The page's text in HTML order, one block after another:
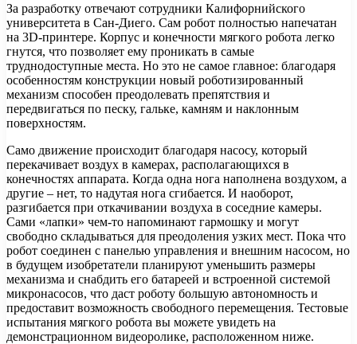
За разработку отвечают сотрудники Калифорнийского
университета в Сан-Диего. Сам робот полностью напечатан
на 3D-принтере. Корпус и конечности мягкого робота легко
гнутся, что позволяет ему проникать в самые
труднодоступные места. Но это не самое главное: благодаря
особенностям конструкции новый роботизированный
механизм способен преодолевать препятствия и
передвигаться по песку, гальке, камням и наклонным
поверхностям.
Само движение происходит благодаря насосу, который
перекачивает воздух в камерах, располагающихся в
конечностях аппарата. Когда одна нога наполнена воздухом, а
другие – нет, то надутая нога сгибается. И наоборот,
разгибается при откачивании воздуха в соседние камеры.
Сами «лапки» чем-то напоминают гармошку и могут
свободно складываться для преодоления узких мест. Пока что
робот соединен с панелью управления и внешним насосом, но
в будущем изобретатели планируют уменьшить размеры
механизма и снабдить его батареей и встроенной системой
микронасосов, что даст роботу большую автономность и
предоставит возможность свободного перемещения. Тестовые
испытания мягкого робота вы можете увидеть на
демонстрационном видеоролике, расположенном ниже.